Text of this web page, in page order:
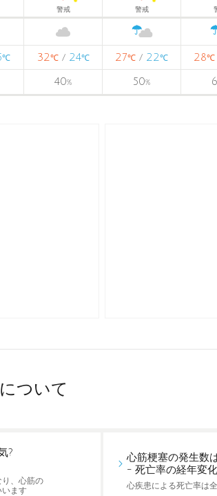
警戒 警戒
℃ 32℃/ 24℃ 27℃ / 22℃ 28℃
40% 50%
ついて
?
、心筋の
ます
心筋梗塞の発生数
- 死亡率の経年変
心疾患による死亡率は